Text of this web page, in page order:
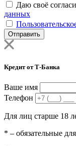
Даю своё
данных
Отправить
Кредит от Т-Банка
Ваше имя
Телефон
Для лиц старше 18
* – обязательные